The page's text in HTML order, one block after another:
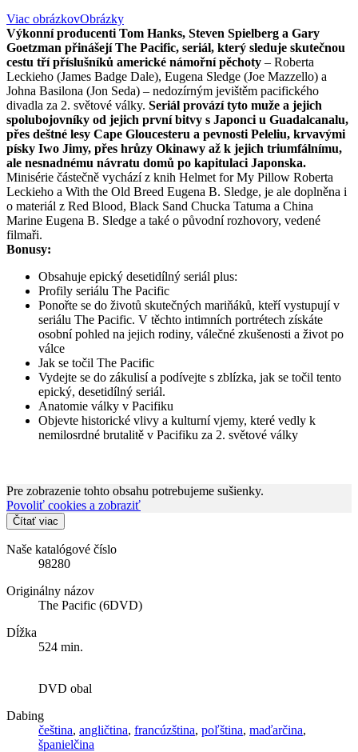
Viac obrázkovObrázky
Výkonní producenti Tom Hanks, Steven Spielberg a Gary
Goetzman přinášejí The Pacific, seriál, který sleduje skutečnou
cestu tří příslušníků americké námořní pěchoty – Roberta
Leckieho (James Badge Dale), Eugena Sledge (Joe Mazzello) a
Johna Basilona (Jon Seda) – nedozírným jevištěm pacifického
divadla za 2. světové války. Seriál provází tyto muže a jejich
spolubojovníky od jejich první bitvy s Japonci u Guadalcanalu,
přes deštné lesy Cape Gloucesteru a pevnosti Peleliu, krvavými
písky Iwo Jimy, přes hrůzy Okinawy až k jejich triumfálnímu,
ale nesnadnému návratu domů po kapitulaci Japonska.
Minisérie částečně vychází z knih Helmet for My Pillow Roberta
Leckieho a With the Old Breed Eugena B. Sledge, je ale doplněna i
o materiál z Red Blood, Black Sand Chucka Tatuma a China
Marine Eugena B. Sledge a také o původní rozhovory, vedené
filmaři.
Bonusy:
Obsahuje epický desetidílný seriál plus:
Profily seriálu The Pacific
Ponořte se do životů skutečných mariňáků, kteří vystupují v
seriálu The Pacific. V těchto intimních portrétech získáte
osobní pohled na jejich rodiny, válečné zkušenosti a život po
válce
Jak se točil The Pacific
Vydejte se do zákulisí a podívejte s zblízka, jak se točil tento
epický, desetidílný seriál.
Anatomie války v Pacifiku
Objevte historické vlivy a kulturní vjemy, které vedly k
nemilosrdné brutalitě v Pacifiku za 2. světové války
Pre zobrazenie tohto obsahu potrebujeme sušienky.
Povoliť cookies a zobraziť
Čítať viac
Naše katalógové číslo
98280
Originálny názov
The Pacific (6DVD)
Dĺžka
524 min.
DVD obal
Dabing
čeština, angličtina, francúzština, poľština, maďarčina,
španielčina